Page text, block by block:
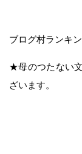
ブログ村ランキ
★母のつたない
ざいます。